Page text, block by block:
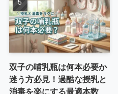
双子の哺乳瓶は何本必要か
迷う方必見！過酷な授乳と
消毒を楽にする最適本数